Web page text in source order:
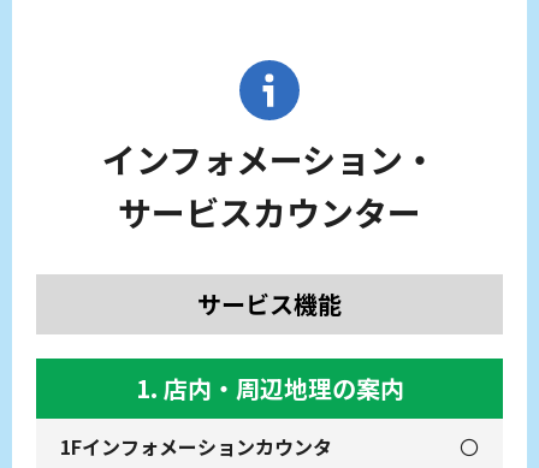
インフォメーション・
サービスカウンター
サービス機能
1. 店内・周辺地理の案内
〇